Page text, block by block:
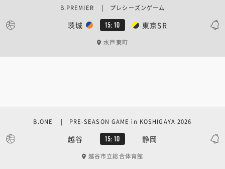
茨城 15:10 東京SR
B.PREMIER | プレシーズンゲーム
水戸東町
越谷 15:10 静岡
B.ONE | PRE-SEASON GAME in KOSHIGAYA 2026
越谷市立総合体育館